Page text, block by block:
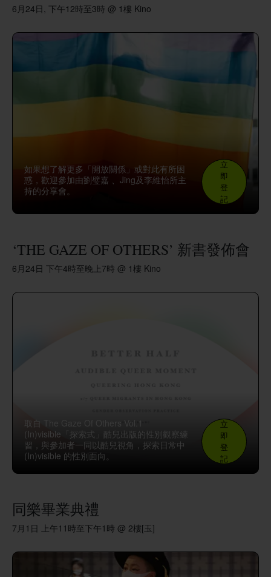
6月24日, 下午12時至3時 @ 1樓 Kino
如果想了解更多「開放關係」或對此有所困
惑，歡迎參加由劉璧嘉 、Jing及李維怡所主
持的分享會。
立
即
登
記
‘THE GAZE OF OTHERS’ 新書發佈會
6月24日 下午4時至晚上7時 @ 1樓 Kino
取自 The Gaze Of Others Vol.1
(In)visible「探索式」酷兒出版的性別觀察練
習，與參加者一同以酷兒視角，探索日常中
(In)visible 的性別面向。
立
即
登
記
同樂畢業典禮
7月1日 上午11時至下午1時 @ 2樓[玉]